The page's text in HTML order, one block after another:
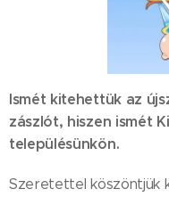
Ismét kitehettük az
zászlót, hiszen ismét
településünkön.
Szeretettel köszöntjük